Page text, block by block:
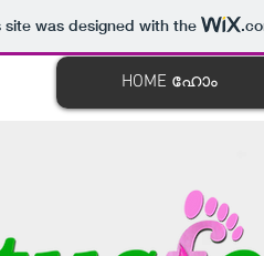
site was designed with the
HOME ഹോം